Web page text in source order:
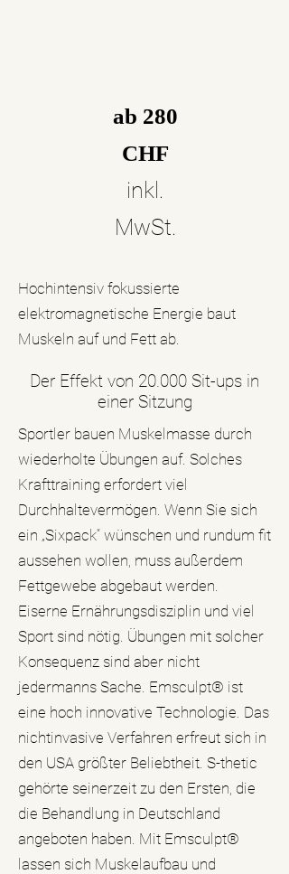
ab 280
CHF
inkl.
MwSt.
Hochintensiv fokussierte
elektromagnetische Energie baut
Muskeln auf und Fett ab.
Der Effekt von 20.000 Sit-ups in
einer Sitzung
Sportler bauen Muskelmasse durch
wiederholte Übungen auf. Solches
Krafttraining erfordert viel
Durchhaltevermögen. Wenn Sie sich
ein „Sixpack“ wünschen und rundum fit
aussehen wollen, muss außerdem
Fettgewebe abgebaut werden.
Eiserne Ernährungsdisziplin und viel
Sport sind nötig. Übungen mit solcher
Konsequenz sind aber nicht
jedermanns Sache. Emsculpt® ist
eine hoch innovative Technologie. Das
nichtinvasive Verfahren erfreut sich in
den USA größter Beliebtheit. S-thetic
gehörte seinerzeit zu den Ersten, die
die Behandlung in Deutschland
angeboten haben. Mit Emsculpt®
lassen sich Muskelaufbau und